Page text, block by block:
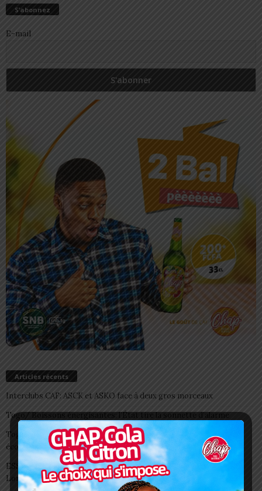
S’abonnez
E-mail
Articles récents
Interclubs CAF: ASCK et ASKO face à deux gros morceaux
Togo/ Boissons énergisantes: l’État tire la sonnette d’alarme
Togo/ Rentrée scolaire 2026-2027: consultez la liste officielle des
écoles autorisées
ESSAL 2026 : les admissibles convoqués pour la visite médicale à
Lomé